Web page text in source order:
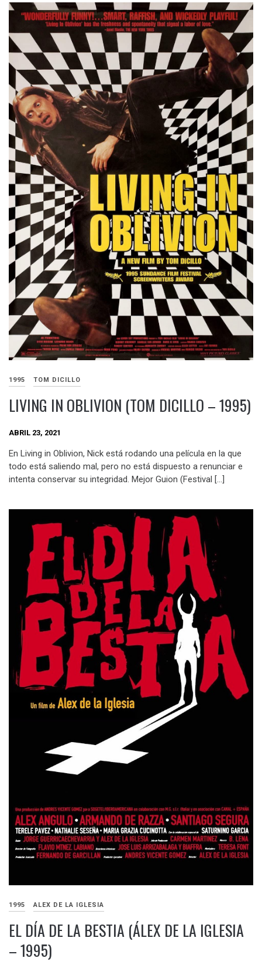
1995 TOM DICILLO
LIVING IN OBLIVION (TOM DICILLO – 1995)
ABRIL 23, 2021
En Living in Oblivion, Nick está rodando una película en la que
todo está saliendo mal, pero no está dispuesto a renunciar e
intenta conservar su integridad. Mejor Guion (Festival […]
1995 ALEX DE LA IGLESIA
EL DÍA DE LA BESTIA (ÁLEX DE LA IGLESIA
– 1995)